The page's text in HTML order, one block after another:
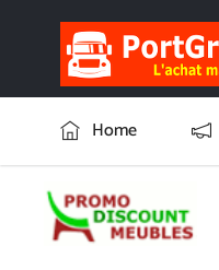
Home